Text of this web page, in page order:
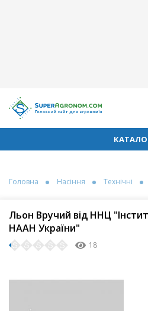
Головна Насіння Технічні
Льон Вручий від ННЦ
НААН України"
18